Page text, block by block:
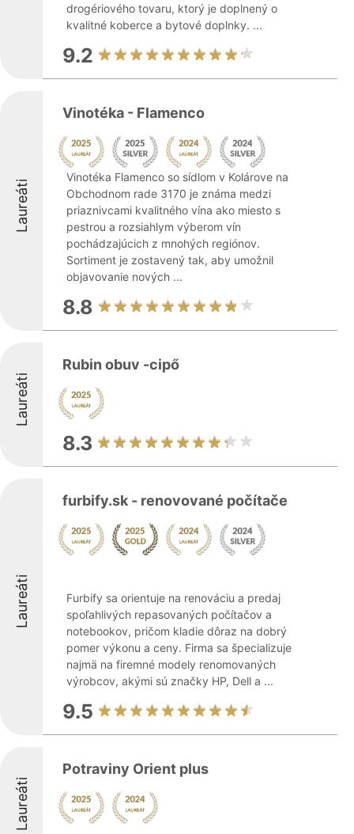
drogériového tovaru, ktorý je doplnený o
kvalitné koberce a bytové doplnky. ...
9.2
Laureáti
Vinotéka - Flamenco
Vinotéka Flamenco so sídlom v Kolárove na
Obchodnom rade 3170 je známa medzi
priaznivcami kvalitného vína ako miesto s
pestrou a rozsiahlym výberom vín
pochádzajúcich z mnohých regiónov.
Sortiment je zostavený tak, aby umožnil
objavovanie nových ...
8.8
Laureáti
Rubin obuv -cipő
8.3
Laureáti
furbify.sk - renovované počítače
Furbify sa orientuje na renováciu a predaj
spoľahlivých repasovaných počítačov a
notebookov, pričom kladie dôraz na dobrý
pomer výkonu a ceny. Firma sa špecializuje
najmä na firemné modely renomovaných
výrobcov, akými sú značky HP, Dell a ...
9.5
Laureáti
Potraviny Orient plus